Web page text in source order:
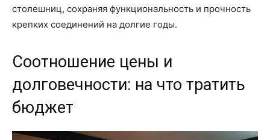
столешниц, сохраняя функциональность и прочность
крепких соединений на долгие годы.
Соотношение цены и
долговечности: на что тратить
бюджет